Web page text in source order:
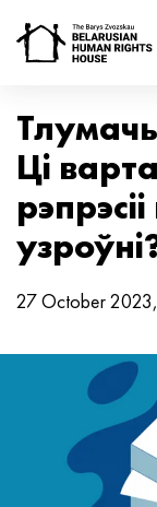
Ці
27 October